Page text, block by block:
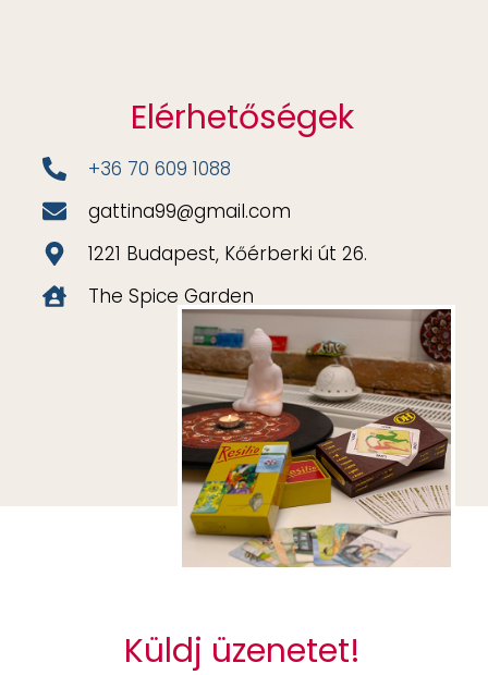
Elérhetőségek
+36 70 609 1088
gattina99@gmail.com
1221 Budapest, Kőérberki út 26.
The Spice Garden
Küldj üzenetet!